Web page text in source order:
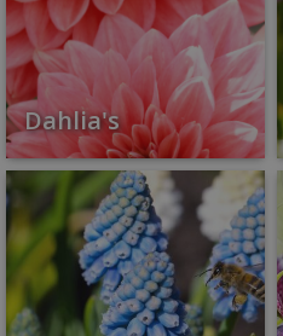
Dahlia's